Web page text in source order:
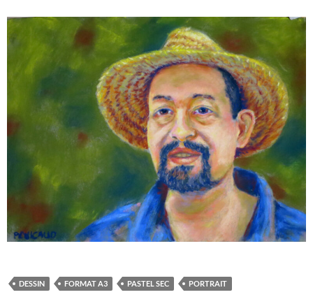
DESSIN FORMAT A3 PASTEL SEC PORTRAIT